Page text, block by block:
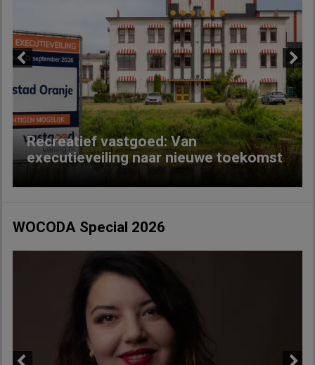
Recreatief vastgoed: Van
executieveiling naar nieuwe toekomst
Next
WOCODA Special 2026